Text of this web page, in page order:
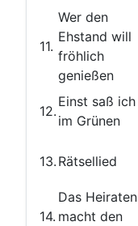
11.
Wer den
Ehstand will
fröhlich
genießen
12.
Einst saß ich
im Grünen
13. Rätsellied
14.
Das Heiraten
macht den